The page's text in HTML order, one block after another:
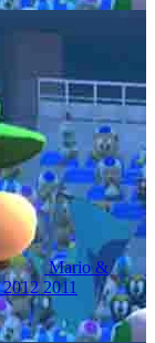
Mario &
2012 2011